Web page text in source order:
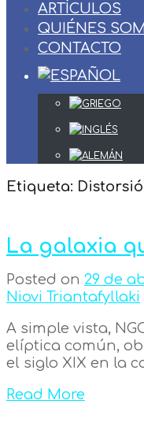
ARTÍCULOS
QUIÉNES
CONTACTO
Etiqueta:
La galaxia
Posted on 29 de
Niovi Triantafyllaki
A simple vista,
elíptica común,
el siglo XIX en la
Read More